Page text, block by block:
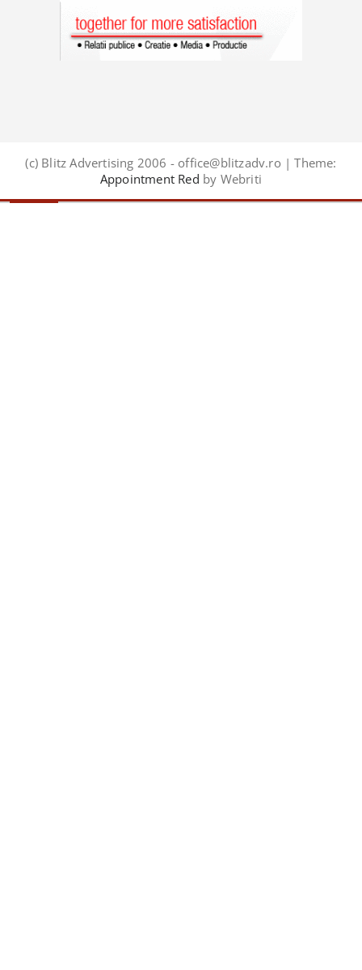
(c) Blitz Advertising 2006 - office@blitzadv.ro | Theme:
Appointment Red by Webriti